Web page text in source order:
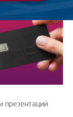
презентаций